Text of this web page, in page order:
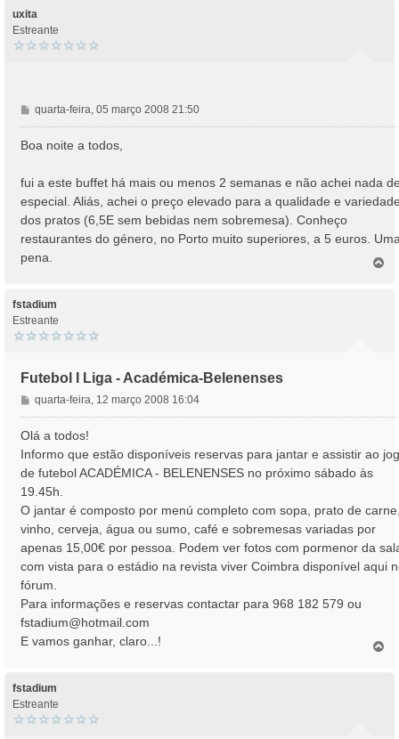
uxita
Estreante
M
e
g
e
m
quarta-feira, 05 março 2008 21:50
Boa noite a todos,
fui a este buffet há mais ou menos 2 semanas e não achei nada
especial. Aliás, achei o preço elevado para a qualidade e
dos pratos (6,5E sem bebidas nem sobremesa). Conheço
restaurantes do género, no Porto muito superiores, a 5 euros.
pena.
fstadium
Estreante
Futebol I Liga - Académica-Belenenses
M
e
n
a
g
e
m
quarta-feira, 12 março 2008 16:04
Olá a todos!
Informo que estão disponíveis reservas para jantar e assistir ao
de futebol ACADÉMICA - BELENENSES no próximo sábado às
19.45h.
O jantar é composto por menú completo com sopa, prato de
vinho, cerveja, água ou sumo, café e sobremesas variadas por
apenas 15,00€ por pessoa. Podem ver fotos com pormenor da
com vista para o estádio na revista viver Coimbra disponível aqui
fórum.
Para informações e reservas contactar para 968 182 579 ou
fstadium@hotmail.com
E vamos ganhar, claro...!
fstadium
Estreante